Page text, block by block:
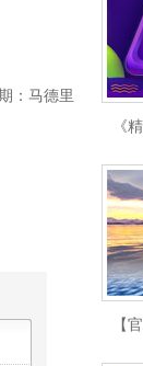
：马德里
《
【